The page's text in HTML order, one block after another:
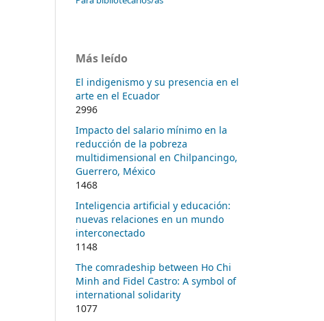
Más leído
El indigenismo y su presencia en el
arte en el Ecuador
2996
Impacto del salario mínimo en la
reducción de la pobreza
multidimensional en Chilpancingo,
Guerrero, México
1468
Inteligencia artificial y educación:
nuevas relaciones en un mundo
interconectado
1148
The comradeship between Ho Chi
Minh and Fidel Castro: A symbol of
international solidarity
1077